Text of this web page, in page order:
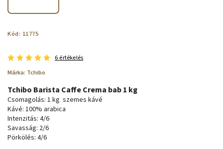
Kód: 11775
6 értékelés
Márka: Tchibo
Tchibo Barista Caffe Crema bab 1 kg
Csomagolás: 1 kg szemes kávé
Kávé: 100% arabica
Intenzitás: 4/6
Savasság: 2/6
Pörkölés: 4/6